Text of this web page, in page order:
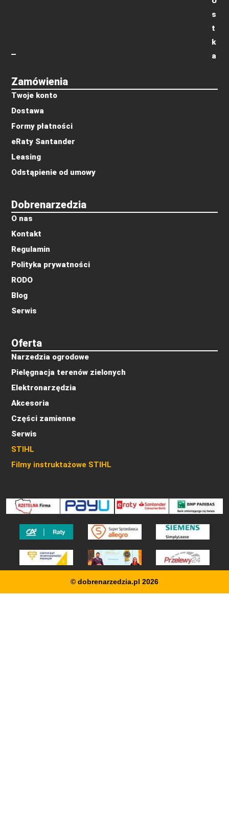
Oferta
Narzedzia ogrodowe
Pielęgnacja terenów zielonych
Elektronarzędzia
Akcesoria
Części zamienne
Serwis
STIHL
Filmy instruktażowe STIHL
Dobrenarzedzia
O nas
Kontakt
Regulamin
Polityka prywatności
RODO
Blog
Serwis
Zamówienia
Twoje konto
Dostawa
Formy płatności
eRaty Santander
Leasing
Odstąpienie od umowy
s
t
k
a
© dobrenarzedzia.pl 2026